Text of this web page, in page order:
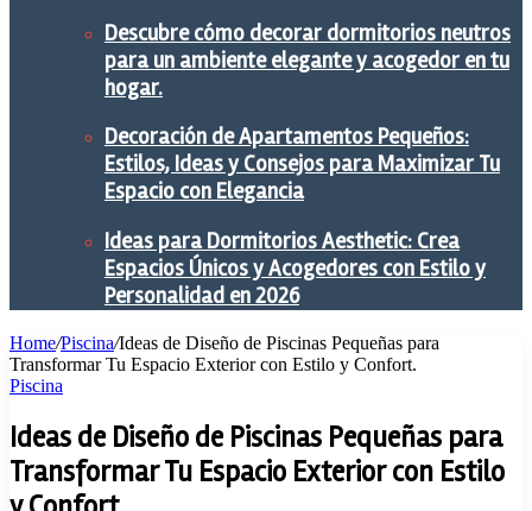
Descubre cómo decorar dormitorios neutros
para un ambiente elegante y acogedor en tu
hogar.
Decoración de Apartamentos Pequeños:
Estilos, Ideas y Consejos para Maximizar Tu
Espacio con Elegancia
Ideas para Dormitorios Aesthetic: Crea
Espacios Únicos y Acogedores con Estilo y
Personalidad en 2026
Home/Piscina/Ideas de Diseño de Piscinas Pequeñas para
Transformar Tu Espacio Exterior con Estilo y Confort.
Piscina
Ideas de Diseño de Piscinas Pequeñas para
Transformar Tu Espacio Exterior con Estilo